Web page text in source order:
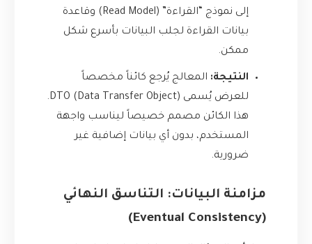
إلى نموذج “القراءة” (Read Model) وقاعدة
بيانات القراءة لجلب البيانات بأسرع شكل
ممكن.
النتيجة: المعالج يُرجع كائناً مخصصاً
للعرض يُسمى DTO (Data Transfer Object).
هذا الكائن مصمم خصيصاً ليناسب واجهة
المستخدم، بدون أي بيانات إضافية غير
ضرورية.
مزامنة البيانات: التناسق النهائي
(Eventual Consistency)